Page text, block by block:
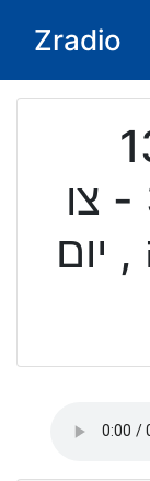
Zradio
13
פרק 3 - צו
יום